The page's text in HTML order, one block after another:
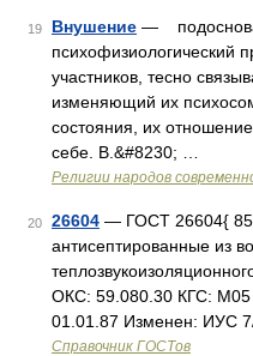
19 Внушение — подоснова
психофизиологический
участников, тесно
изменяющий их
состояния, их
себе. В.&#8230; …
Религии народов
20 26604 — ГОСТ 26604{
антисептированные из
ОКС: 59.080.30 КГС: М05
01.01.87 Изменен: ИУС
Справочник ГОСТов